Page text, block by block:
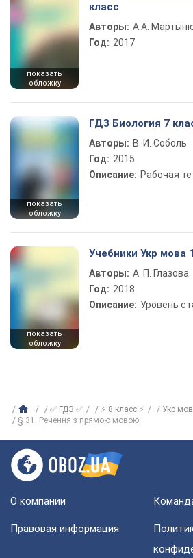
показать
обложку
класс
Авторы: А.А.
Год: 2017
показать
обложку
ГДЗ Биология 7
Авторы: В. И. Соболь
Год: 2015
Описание: Рабочая
показать
обложку
Учебники Укр мова
Авторы: А. П. Глазова
Год: 2018
Описание: Уровень
✅ ГДЗ ✅ ⚡ 8 класс ⚡ Укр
§ 31. Речення з прямою мовою
О компании
Правовая информация